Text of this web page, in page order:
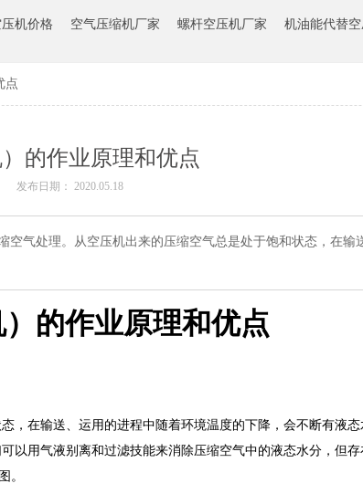
机价格 空气压缩机厂家 螺杆空压机厂家 机油能代替
点
的作业原理和优点
发布日期： 2020.05.18
处理。从空压机出来的压缩空气总是处于饱和状态，在输
的作业原理和优点
，在输送、运用的进程中随着环境温度的下降，会不断有液
以用气液别离和过滤技能来消除压缩空气中的液态水分，但
。